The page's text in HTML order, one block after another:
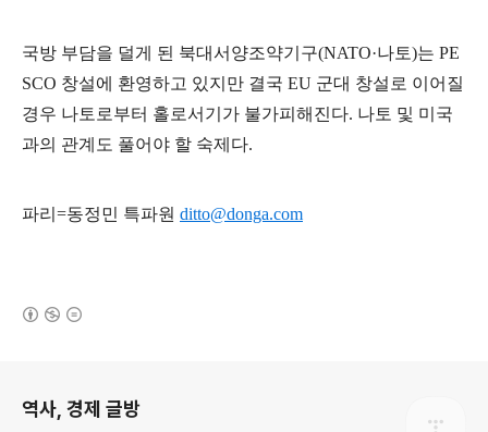
국방 부담을 덜게 된 북대서양조약기구(NATO·나토)는 PE
SCO 창설에 환영하고 있지만 결국 EU 군대 창설로 이어질
경우 나토로부터 홀로서기가 불가피해진다. 나토 및 미국
과의 관계도 풀어야 할 숙제다.
파리 =동정민 특파원 ditto@donga.com
역사, 경제 글방